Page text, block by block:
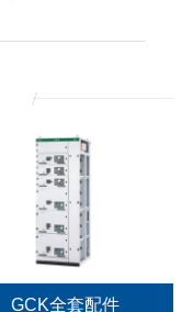
GCK全套配件